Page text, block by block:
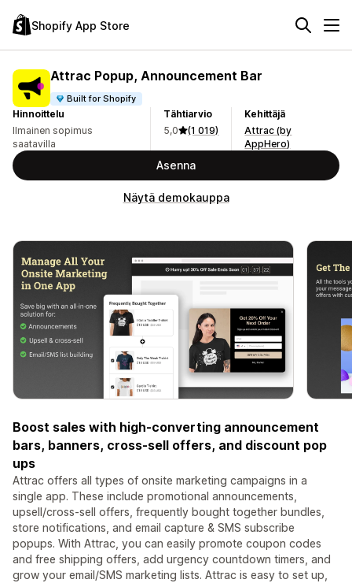
Shopify App Store
Attrac Popup, Announcement Bar
Built for Shopify
Hinnoittelu
Ilmainen sopimus
saatavilla
Tähtiarvio
5,0
(1 019)
Kehittäjä
Attrac (by
AppHero)
Asenna
Näytä demokauppa
Boost sales with high-converting announcement
bars, banners, cross-sell offers, and discount pop
ups
Attrac offers all types of onsite marketing campaigns in a
single app. These include promotional announcements,
upsell/cross-sell offers, frequently bought together bundles,
store notifications, and email capture & SMS subscribe
popups. With Attrac, you can easily promote coupon codes
and free shipping offers, add urgency countdown timers, and
grow your email/SMS marketing lists. Attrac is easy to set up,